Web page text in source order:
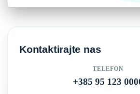
Kontaktirajte nas
TELEFON
+385 95 123